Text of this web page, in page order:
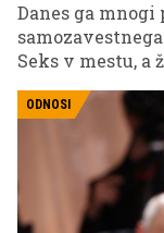
Danes ga
Seks v mestu, a
postal
boriti za
ODNOSI